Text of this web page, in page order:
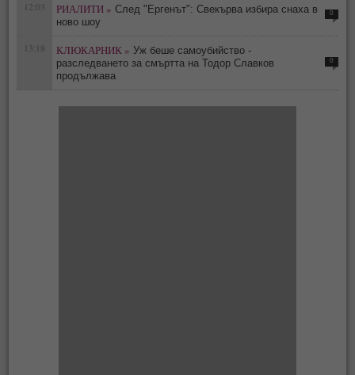
12:03 РИАЛИТИ » След "Ергенът": Свекърва избира снаха в
ново шоу
0
13:18 КЛЮКАРНИК » Уж беше самоубийство -
разследването за смъртта на Тодор Славков
продължава
0